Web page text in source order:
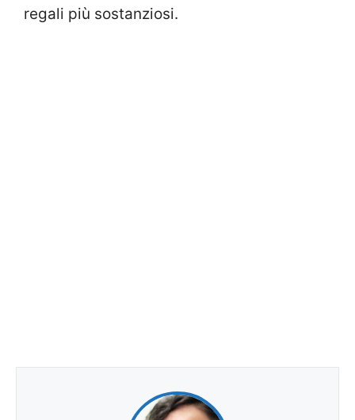
regali più sostanziosi.